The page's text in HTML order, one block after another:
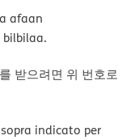
afaan
받으려면 위 번호로
indicato per